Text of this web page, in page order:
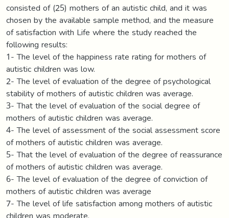
consisted of (25) mothers of an autistic child, and it was
chosen by the available sample method, and the measure
of satisfaction with Life where the study reached the
following results:
1- The level of the happiness rate rating for mothers of
autistic children was low.
2- The level of evaluation of the degree of psychological
stability of mothers of autistic children was average.
3- That the level of evaluation of the social degree of
mothers of autistic children was average.
4- The level of assessment of the social assessment score
of mothers of autistic children was average.
5- That the level of evaluation of the degree of reassurance
of mothers of autistic children was average.
6- The level of evaluation of the degree of conviction of
mothers of autistic children was average
7- The level of life satisfaction among mothers of autistic